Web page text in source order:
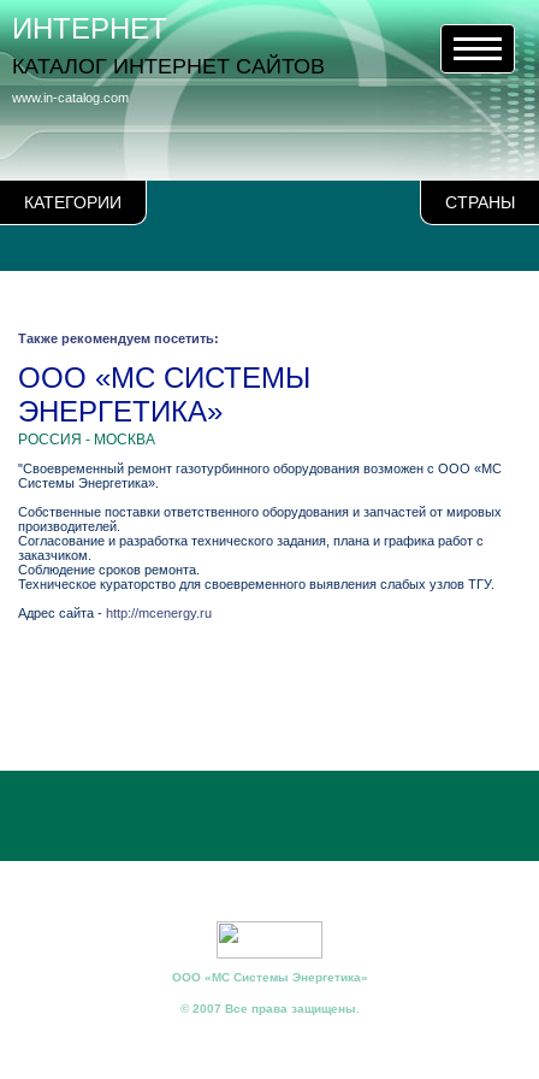
КАТЕГОРИИ СТРАНЫ
www.in-catalog.com
ИНТЕРНЕТ
КАТАЛОГ ИНТЕРНЕТ САЙТОВ
Также рекомендуем посетить:
ООО «МС СИСТЕМЫ
ЭНЕРГЕТИКА»
РОССИЯ - МОСКВА
"Своевременный ремонт газотурбинного оборудования возможен с ООО «МС
Системы Энергетика».
Собственные поставки ответственного оборудования и запчастей от мировых
производителей.
Согласование и разработка технического задания, плана и графика работ с
заказчиком.
Соблюдение сроков ремонта.
Техническое кураторство для своевременного выявления слабых узлов ТГУ.
Адрес сайта - http://mcenergy.ru
ООО «МС Системы Энергетика»
© 2007 Все права защищены.